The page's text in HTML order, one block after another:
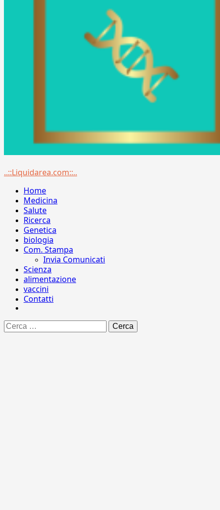
Menu
..::Liquidarea.com::..
Home
Medicina
Salute
Ricerca
Genetica
biologia
Com. Stampa
Invia Comunicati
Scienza
alimentazione
vaccini
Contatti
Ricerca
per: